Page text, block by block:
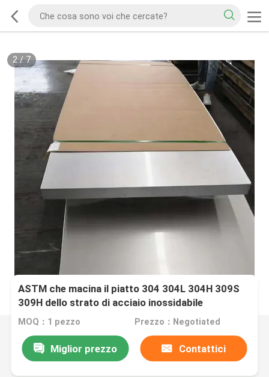
2/7
ASTM che macina il piatto 304 304L 304H 309S
309H dello strato di acciaio inossidabile
MOQ：1 pezzo Prezzo：Negotiated
Miglior prezzo Contattici